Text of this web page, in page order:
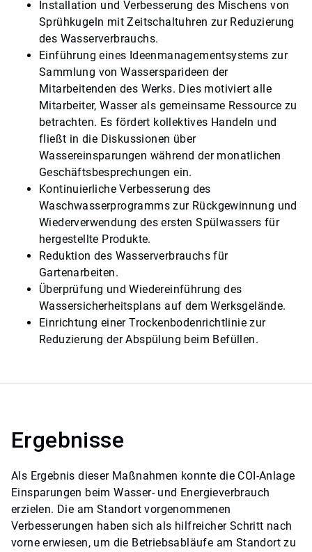
Installation und Verbesserung des Mischens von
Sprühkugeln mit Zeitschaltuhren zur Reduzierung
des Wasserverbrauchs.
Einführung eines Ideenmanagementsystems zur
Sammlung von Wassersparideen der
Mitarbeitenden des Werks. Dies motiviert alle
Mitarbeiter, Wasser als gemeinsame Ressource zu
betrachten. Es fördert kollektives Handeln und
fließt in die Diskussionen über
Wassereinsparungen während der monatlichen
Geschäftsbesprechungen ein.
Kontinuierliche Verbesserung des
Waschwasserprogramms zur Rückgewinnung und
Wiederverwendung des ersten Spülwassers für
hergestellte Produkte.
Reduktion des Wasserverbrauchs für
Gartenarbeiten.
Überprüfung und Wiedereinführung des
Wassersicherheitsplans auf dem Werksgelände.
Einrichtung einer Trockenbodenrichtlinie zur
Reduzierung der Abspülung beim Befüllen.
Ergebnisse
Als Ergebnis dieser Maßnahmen konnte die COI-Anlage
Einsparungen beim Wasser- und Energieverbrauch
erzielen. Die am Standort vorgenommenen
Verbesserungen haben sich als hilfreicher Schritt nach
vorne erwiesen, um die Betriebsabläufe am Standort zu